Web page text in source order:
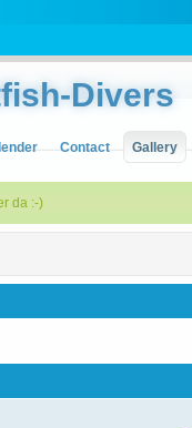
Divers
Contact Gallery
da :-)